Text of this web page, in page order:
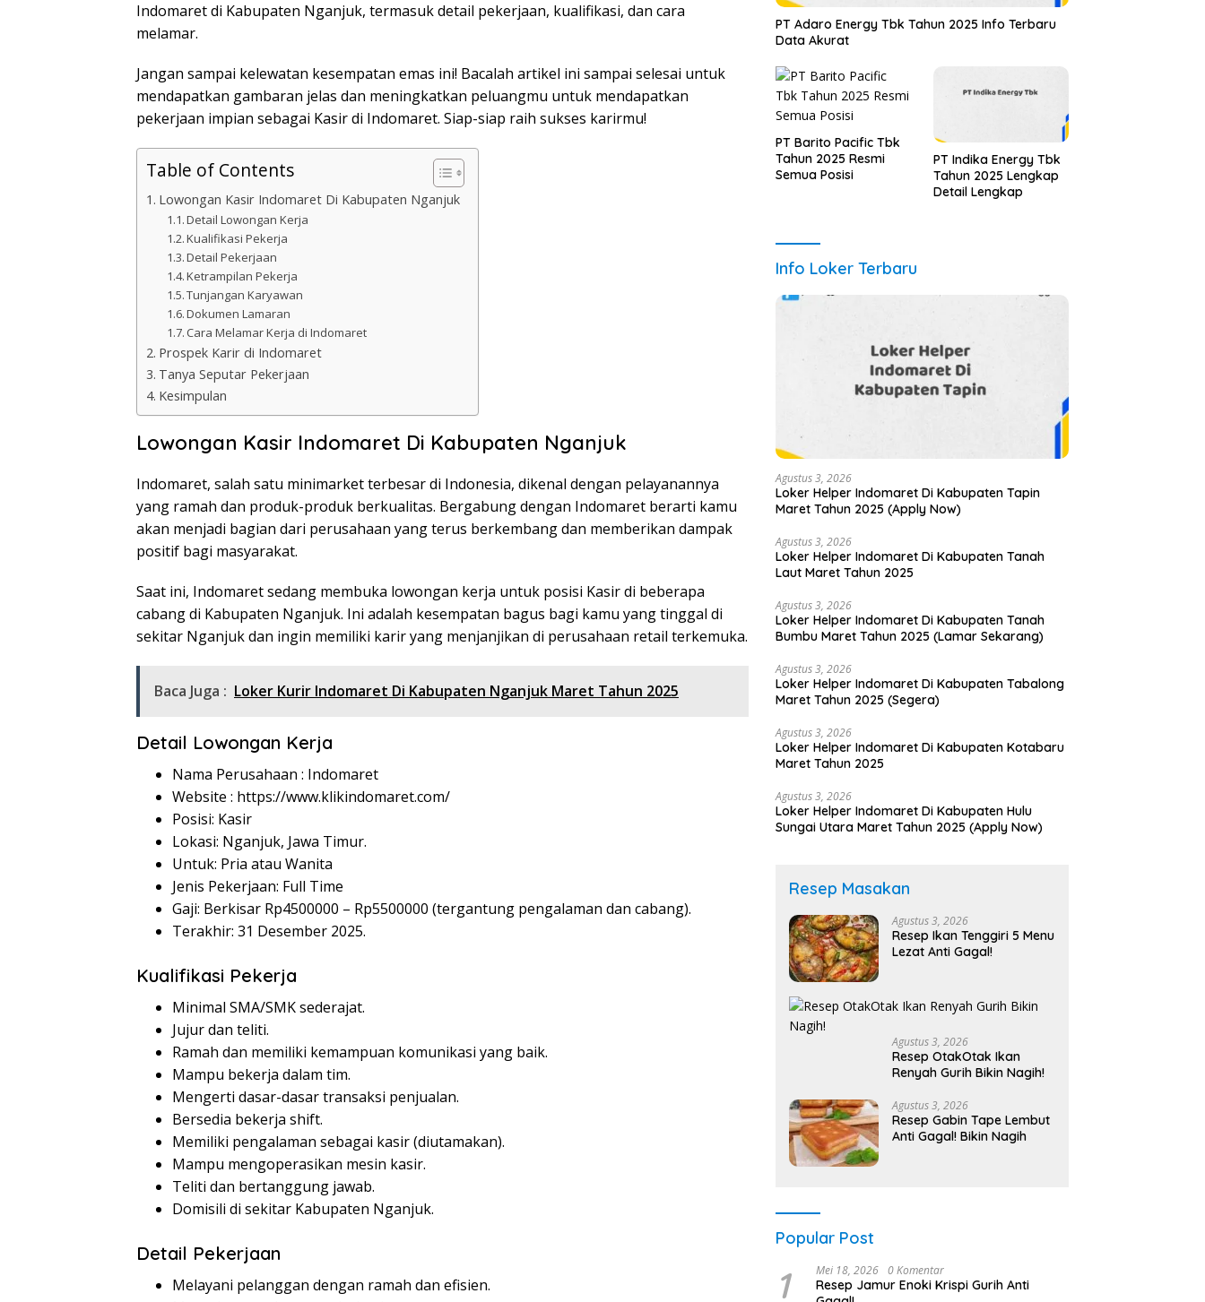
Indomaret di Kabupaten Nganjuk, termasuk detail pekerjaan, kualifikasi, dan cara
melamar.
Jangan sampai kelewatan kesempatan emas ini! Bacalah artikel ini sampai selesai untuk
mendapatkan gambaran jelas dan meningkatkan peluangmu untuk mendapatkan
pekerjaan impian sebagai Kasir di Indomaret. Siap-siap raih sukses karirmu!
Table of Contents
Lowongan Kasir Indomaret Di Kabupaten Nganjuk
Detail Lowongan Kerja
Kualifikasi Pekerja
Detail Pekerjaan
Ketrampilan Pekerja
Tunjangan Karyawan
Dokumen Lamaran
Cara Melamar Kerja di Indomaret
Prospek Karir di Indomaret
Tanya Seputar Pekerjaan
Kesimpulan
Lowongan Kasir Indomaret Di Kabupaten Nganjuk
Indomaret, salah satu minimarket terbesar di Indonesia, dikenal dengan pelayanannya
yang ramah dan produk-produk berkualitas. Bergabung dengan Indomaret berarti kamu
akan menjadi bagian dari perusahaan yang terus berkembang dan memberikan dampak
positif bagi masyarakat.
Saat ini, Indomaret sedang membuka lowongan kerja untuk posisi Kasir di beberapa
cabang di Kabupaten Nganjuk. Ini adalah kesempatan bagus bagi kamu yang tinggal di
sekitar Nganjuk dan ingin memiliki karir yang menjanjikan di perusahaan retail terkemuka.
Baca Juga : Loker Kurir Indomaret Di Kabupaten Nganjuk Maret Tahun 2025
Detail Lowongan Kerja
Nama Perusahaan : Indomaret
Website : https://www.klikindomaret.com/
Posisi: Kasir
Lokasi: Nganjuk, Jawa Timur.
Untuk: Pria atau Wanita
Jenis Pekerjaan: Full Time
Gaji: Berkisar Rp4500000 – Rp5500000 (tergantung pengalaman dan cabang).
Terakhir: 31 Desember 2025.
Kualifikasi Pekerja
Minimal SMA/SMK sederajat.
Jujur dan teliti.
Ramah dan memiliki kemampuan komunikasi yang baik.
Mampu bekerja dalam tim.
Mengerti dasar-dasar transaksi penjualan.
Bersedia bekerja shift.
Memiliki pengalaman sebagai kasir (diutamakan).
Mampu mengoperasikan mesin kasir.
Teliti dan bertanggung jawab.
Domisili di sekitar Kabupaten Nganjuk.
Detail Pekerjaan
Melayani pelanggan dengan ramah dan efisien.
PT Adaro Energy Tbk Tahun 2025 Info Terbaru
Data Akurat
PT Barito Pacific Tbk
Tahun 2025 Resmi
Semua Posisi
PT Indika Energy Tbk
Tahun 2025 Lengkap
Detail Lengkap
Info Loker Terbaru
Agustus 3, 2026
Loker Helper Indomaret Di Kabupaten Tapin
Maret Tahun 2025 (Apply Now)
Agustus 3, 2026
Loker Helper Indomaret Di Kabupaten Tanah
Laut Maret Tahun 2025
Agustus 3, 2026
Loker Helper Indomaret Di Kabupaten Tanah
Bumbu Maret Tahun 2025 (Lamar Sekarang)
Agustus 3, 2026
Loker Helper Indomaret Di Kabupaten Tabalong
Maret Tahun 2025 (Segera)
Agustus 3, 2026
Loker Helper Indomaret Di Kabupaten Kotabaru
Maret Tahun 2025
Agustus 3, 2026
Loker Helper Indomaret Di Kabupaten Hulu
Sungai Utara Maret Tahun 2025 (Apply Now)
Resep Masakan
Agustus 3, 2026
Resep Ikan Tenggiri 5 Menu
Lezat Anti Gagal!
Agustus 3, 2026
Resep OtakOtak Ikan
Renyah Gurih Bikin Nagih!
Agustus 3, 2026
Resep Gabin Tape Lembut
Anti Gagal! Bikin Nagih
Popular Post
1 Mei 18, 2026 0 Komentar
Resep Jamur Enoki Krispi Gurih Anti